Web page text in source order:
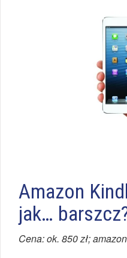
Amazon
jak…
Cena: ok. 850 zł;